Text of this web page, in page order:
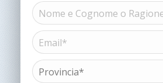
Nome
e
Cognome
o
Ragione
sociale*
(Obbligatorio)
Nome
Email*
(Obbligatorio)
Provincia*
(Obbligatorio)